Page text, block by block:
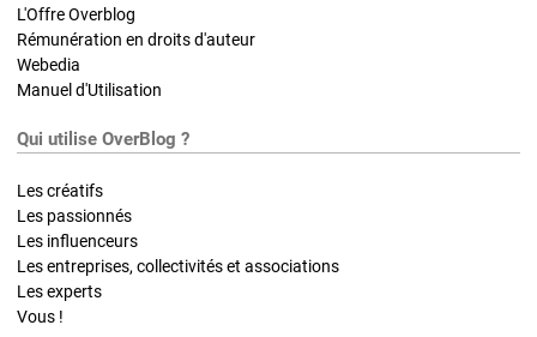
L'Offre Overblog
Rémunération en droits d'auteur
Webedia
Manuel d'Utilisation
Qui utilise OverBlog ?
Les créatifs
Les passionnés
Les influenceurs
Les entreprises, collectivités et associations
Les experts
Vous !